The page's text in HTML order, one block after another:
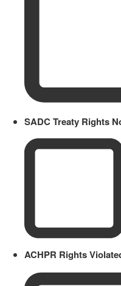
SADC Treaty Rights
ACHPR Rights